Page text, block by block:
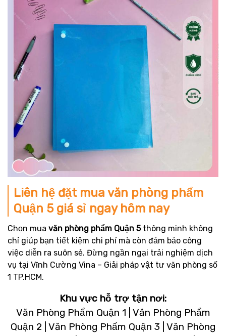
Liên hệ đặt mua văn phòng phẩm
Quận 5 giá sỉ ngay hôm nay
Chọn mua văn phòng phẩm Quận 5thông minh không
chỉ giúp bạn tiết kiệm chi phí mà còn đảm bảo công
việc diễn ra suôn sẻ. Đừng ngần ngại trải nghiệm dịch
vụ tại Vĩnh Cường Vina – Giải pháp vật tư văn phòng số
1 TP.HCM.
Khu vực hỗ trợ tận nơi:
Văn Phòng Phẩm Quận 1 | Văn Phòng Phẩm
Quận 2 | Văn Phòng Phẩm Quận 3 | Văn Phòng